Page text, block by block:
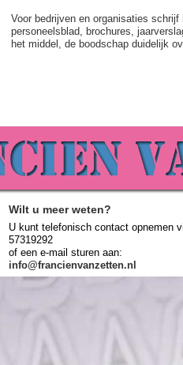
Voor bedrijven en organisaties
personeelsblad, brochures,
het middel, de boodschap duidelijk
Wilt u meer weten?
U kunt telefonisch contact opnemen
57319292
of een e-mail sturen aan:
info@francienvanzetten.nl